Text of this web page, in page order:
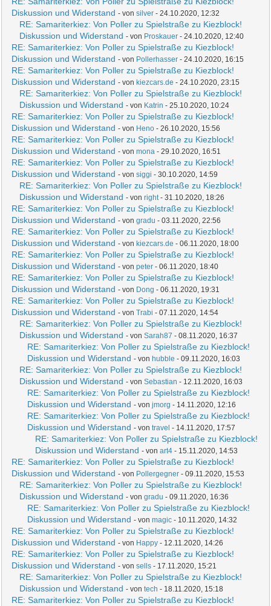
Diskussion und Widerstand - vonsilver - 24.10.2020, 12:32
RE: Samariterkiez: Von Poller zu Spielstraße zu Kiezblock!
Diskussion und Widerstand - von Proskauer - 24.10.2020, 12:40
RE: Samariterkiez: Von Poller zu Spielstraße zu Kiezblock!
Diskussion und Widerstand - von Pollerhasser - 24.10.2020, 16:15
RE: Samariterkiez: Von Poller zu Spielstraße zu Kiezblock!
Diskussion und Widerstand - von kiezcars.de - 24.10.2020, 23:15
RE: Samariterkiez: Von Poller zu Spielstraße zu Kiezblock!
Diskussion und Widerstand - von Katrin - 25.10.2020, 10:24
RE: Samariterkiez: Von Poller zu Spielstraße zu Kiezblock!
Diskussion und Widerstand - von Heno - 26.10.2020, 15:56
RE: Samariterkiez: Von Poller zu Spielstraße zu Kiezblock!
Diskussion und Widerstand - vonmona - 29.10.2020, 16:51
RE: Samariterkiez: Von Poller zu Spielstraße zu Kiezblock!
Diskussion und Widerstand - vonsiggi - 30.10.2020, 14:59
RE: Samariterkiez: Von Poller zu Spielstraße zu Kiezblock!
Diskussion und Widerstand - vonright- 31.10.2020, 18:26
RE: Samariterkiez: Von Poller zu Spielstraße zu Kiezblock!
Diskussion und Widerstand - vongradu - 03.11.2020, 22:56
RE: Samariterkiez: Von Poller zu Spielstraße zu Kiezblock!
Diskussion und Widerstand - von kiezcars.de - 06.11.2020, 18:00
RE: Samariterkiez: Von Poller zu Spielstraße zu Kiezblock!
Diskussion und Widerstand - vonpeter - 06.11.2020, 18:40
RE: Samariterkiez: Von Poller zu Spielstraße zu Kiezblock!
Diskussion und Widerstand - von Dong - 06.11.2020, 19:31
RE: Samariterkiez: Von Poller zu Spielstraße zu Kiezblock!
Diskussion und Widerstand - vonTrabi - 07.11.2020, 14:54
RE: Samariterkiez: Von Poller zu Spielstraße zu Kiezblock!
Diskussion und Widerstand - vonSarah87 - 08.11.2020, 16:37
RE: Samariterkiez: Von Poller zu Spielstraße zu Kiezblock!
Diskussion und Widerstand - von hubble - 09.11.2020, 16:03
RE: Samariterkiez: Von Poller zu Spielstraße zu Kiezblock!
Diskussion und Widerstand - vonSebastian - 12.11.2020, 16:03
RE: Samariterkiez: Von Poller zu Spielstraße zu Kiezblock!
Diskussion und Widerstand - vonjmorg - 14.11.2020, 12:16
RE: Samariterkiez: Von Poller zu Spielstraße zu Kiezblock!
Diskussion und Widerstand - vontravel - 14.11.2020, 17:57
RE: Samariterkiez: Von Poller zu Spielstraße zu Kiezblock!
Diskussion und Widerstand - vonart4 - 15.11.2020, 14:53
RE: Samariterkiez: Von Poller zu Spielstraße zu Kiezblock!
Diskussion und Widerstand - von Pollergegner - 09.11.2020, 15:53
RE: Samariterkiez: Von Poller zu Spielstraße zu Kiezblock!
Diskussion und Widerstand - vongradu - 09.11.2020, 16:36
RE: Samariterkiez: Von Poller zu Spielstraße zu Kiezblock!
Diskussion und Widerstand - vonmagic - 10.11.2020, 14:32
RE: Samariterkiez: Von Poller zu Spielstraße zu Kiezblock!
Diskussion und Widerstand - von Happy - 12.11.2020, 14:26
RE: Samariterkiez: Von Poller zu Spielstraße zu Kiezblock!
Diskussion und Widerstand - vonsells - 17.11.2020, 15:21
RE: Samariterkiez: Von Poller zu Spielstraße zu Kiezblock!
Diskussion und Widerstand - vontech - 18.11.2020, 15:18
RE: Samariterkiez: Von Poller zu Spielstraße zu Kiezblock!